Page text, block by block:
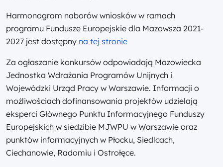
Harmonogram naborów wniosków w ramach
programu Fundusze Europejskie dla Mazowsza 2021-
2027 jest dostępny na tej stronie
Za ogłaszanie konkursów odpowiadają Mazowiecka
Jednostka Wdrażania Programów Unijnych i
Wojewódzki Urząd Pracy w Warszawie. Informacji o
możliwościach dofinansowania projektów udzielają
eksperci Głównego Punktu Informacyjnego Funduszy
Europejskich w siedzibie MJWPU w Warszawie oraz
punktów informacyjnych w Płocku, Siedlcach,
Ciechanowie, Radomiu i Ostrołęce.